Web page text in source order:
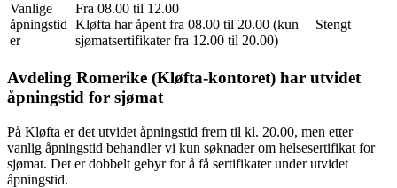
Vanlige
åpningstid
er
Fra 08.00 til 12.00
Kløfta har åpent fra 08.00 til 20.00 (kun
sjømatsertifikater fra 12.00 til 20.00)
Stengt
Avdeling Romerike (Kløfta-kontoret) har utvidet
åpningstid for sjømat
På Kløfta er det utvidet åpningstid frem til kl. 20.00, men etter
vanlig åpningstid behandler vi kun søknader om helsesertifikat for
sjømat. Det er dobbelt gebyr for å få sertifikater under utvidet
åpningstid.